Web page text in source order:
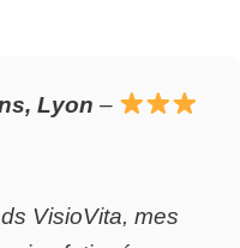
Lyon –
VisioVita, mes